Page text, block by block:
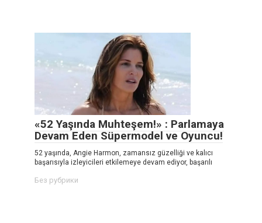
«52 Yaşında Muhteşem!» : Parlamaya
Devam Eden Süpermodel ve Oyuncu!
52 yaşında, Angie Harmon, zamansız güzelliği ve kalıcı
başarısıyla izleyicileri etkilemeye devam ediyor, başarılı
Без рубрики